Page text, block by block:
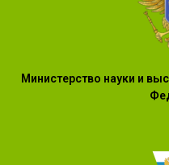
Министерство науки и